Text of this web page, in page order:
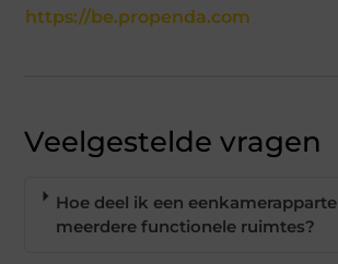
https://be.propenda.com
Veelgestelde vragen
Hoe deel ik een
meerdere functionele ruimtes?